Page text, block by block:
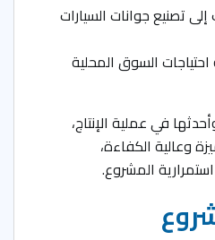
تصنيع جوانات السيارات
احتياجات السوق المحلية
في عملية الإنتاج،
وعالية الكفاءة،
المشروع.